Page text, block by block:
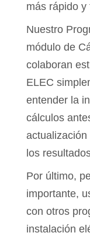
más rápido y
Nuestro
módulo de
colaboran
ELEC
entender la
cálculos
los
Por último,
importante,
con otros
instalación